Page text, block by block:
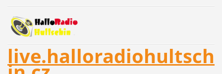
live.halloradiohultsch